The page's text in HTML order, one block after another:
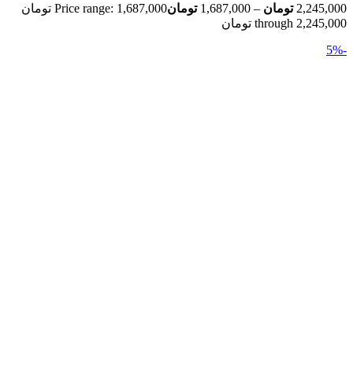
2,245,000 تومان –
1,687,000 تومان
Price range: 1,687,000 تومان
through 2,245,000 تومان
-5%